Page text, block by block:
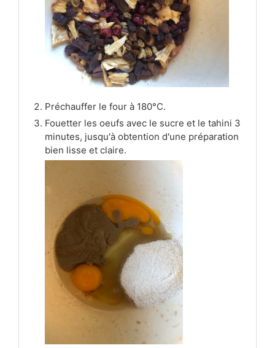
Préchauffer le four à 180°C.
Fouetter les oeufs avec le sucre et le tahini 3
minutes, jusqu'à obtention d'une préparation
bien lisse et claire.